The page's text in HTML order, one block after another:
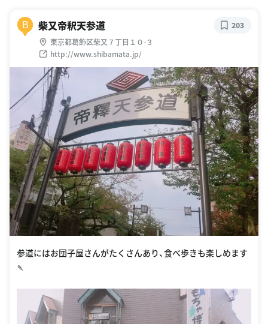
B 柴又帝釈天参道
東京都葛飾区柴又７丁目１０-３
http://www.shibamata.jp/
203
参道にはお団子屋さんがたくさんあり、食べ歩きも楽しめます
🍡